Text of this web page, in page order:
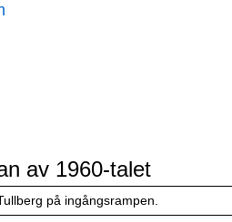
av 1960-talet
på ingångsrampen.